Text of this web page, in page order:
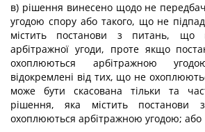
в) рішення винесено щодо не
угодою спору або такого, що не
містить постанови з питань, що
арбітражної угоди, проте якщо
охоплюються арбітражною
відокремлені від тих, що не
може бути скасована тільки та
рішення, яка містить
охоплюються арбітражною угодою; або